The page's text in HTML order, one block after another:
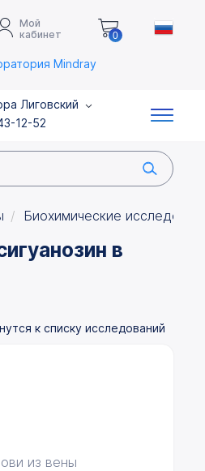
Мой
кабинет
0
Mindray
Лиговский
12-52
Биохимические
в
к списку исследований
из вены